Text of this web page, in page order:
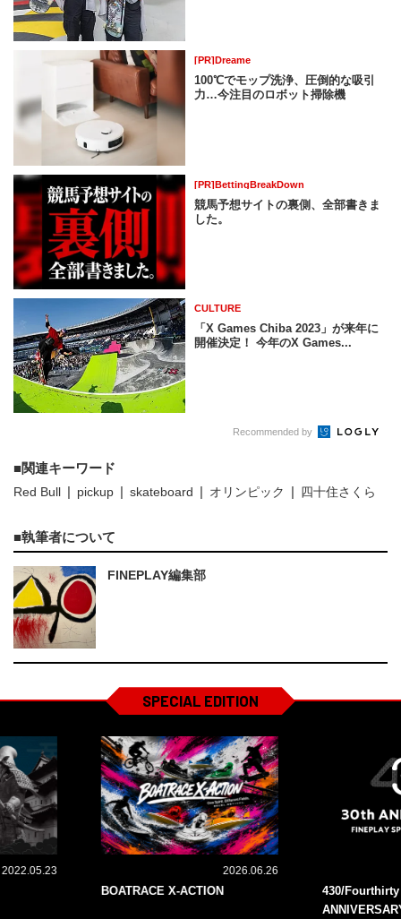
[PR]Dreame
100℃でモップ洗浄、圧倒的な吸引
力…今注目のロボット掃除機
[PR]BettingBreakDown
競馬予想サイトの裏側、全部書きま
した。
CULTURE
「X Games Chiba 2023」が来年に
開催決定！ 今年のX Games...
Recommended by
関連キーワード
Red Bull pickup skateboard オリンピック 四十住さくら
執筆者について
FINEPLAY編集部
SPECIAL EDITION
2022.05.23 2026.06.26
BOATRACE X-ACTION
430/